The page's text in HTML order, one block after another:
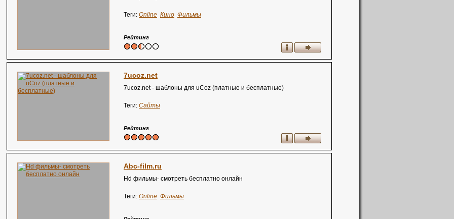
Теги: Online Кино Фильмы
Рейтинг
7ucoz.net
7ucoz.net - шаблоны для uCoz (платные и бесплатные)
Теги: Сайты
Рейтинг
Abc-film.ru
Hd фильмы- смотреть бесплатно онлайн
Теги: Online Фильмы